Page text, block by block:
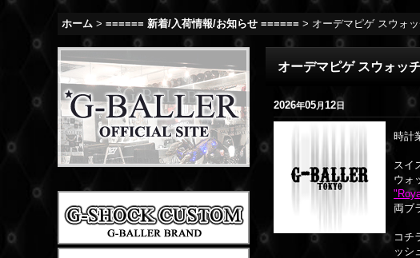
ホーム > ====== 新着/入荷情報/お知らせ ====== > オーデマピゲ スウォ
オーデマピゲ スウォッ
2026年05月12日
時計
スイ
ウォ
両ブ
コチ
ッシ